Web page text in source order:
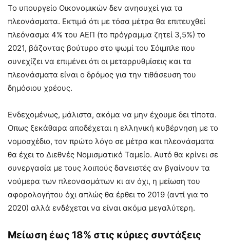
Το υπουργείο Οικονομικών δεν ανησυχεί για τα
πλεονάσματα. Εκτιμά ότι με τόσα μέτρα θα επιτευχθεί
πλεόνασμα 4% του ΑΕΠ (το πρόγραμμα ζητεί 3,5%) το
2021, βάζοντας βούτυρο στο ψωμί του Σόιμπλε που
συνεχίζει να επιμένει ότι οι μεταρρυθμίσεις και τα
πλεονάσματα είναι ο δρόμος για την τιθάσευση του
δημόσιου χρέους.
Ενδεχομένως, μάλιστα, ακόμα να μην έχουμε δει τίποτα.
Οπως ξεκάθαρα αποδέχεται η ελληνική κυβέρνηση με το
νομοσχέδιο, τον πρώτο λόγο σε μέτρα και πλεονάσματα
θα έχει το Διεθνές Νομισματικό Ταμείο. Αυτό θα κρίνει σε
συνεργασία με τους λοιπούς δανειστές αν βγαίνουν τα
νούμερα των πλεονασμάτων κι αν όχι, η μείωση του
αφορολογήτου όχι απλώς θα έρθει το 2019 (αντί για το
2020) αλλά ενδέχεται να είναι ακόμα μεγαλύτερη.
Μείωση έως 18% στις κύριες συντάξεις